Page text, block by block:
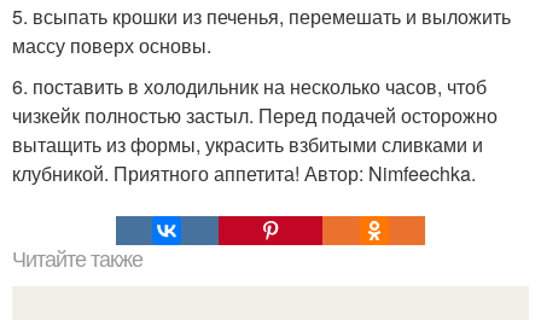
5. всыпать крошки из печенья, перемешать и выложить
массу поверх основы.
6. поставить в холодильник на несколько часов, чтоб
чизкейк полностью застыл. Перед подачей осторожно
вытащить из формы, украсить взбитыми сливками и
клубникой. Приятного аппетита! Автор: Nimfeechka.
Читайте также